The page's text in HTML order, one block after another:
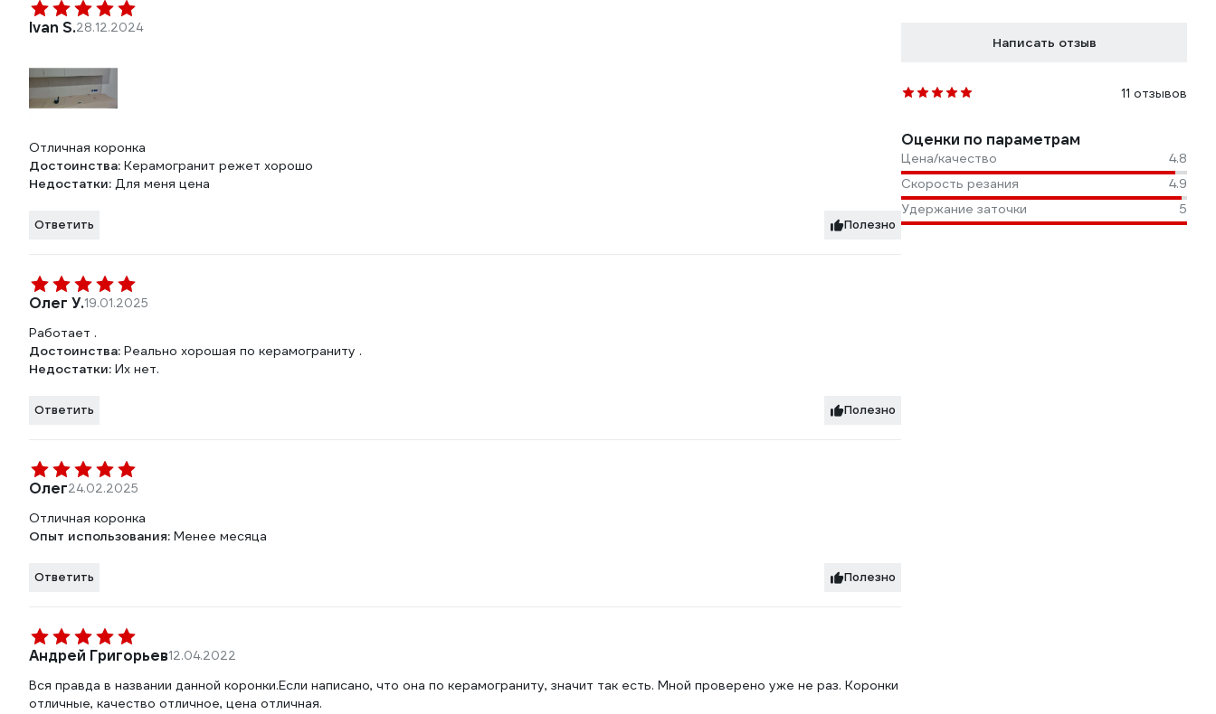
Написать отзыв
11 отзывов
Оценки по параметрам
Цена/качество
4.8
Скорость резания
4.9
Удержание заточки
5
Ivan S.28.12.2024
Отличная коронка
Достоинства: Керамогранит режет хорошо
Недостатки: Для меня цена
Ответить Полезно
Олег У.19.01.2025
Работает .
Достоинства: Реально хорошая по керамограниту .
Недостатки: Их нет.
Ответить Полезно
Олег24.02.2025
Отличная коронка
Опыт использования: Менее месяца
Ответить Полезно
Андрей Григорьев12.04.2022
Вся правда в названии данной коронки.Если написано, что она по керамограниту, значит так есть. Мной проверено уже не раз. Коронки
отличные, качество отличное, цена отличная.